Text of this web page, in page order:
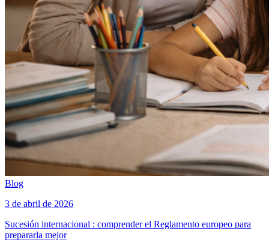
Blog
3 de abril de 2026
Sucesión internacional : comprender el Reglamento europeo para
prepararla mejor